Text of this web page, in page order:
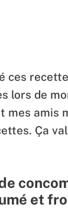
ces
lors de
mes amis
Ça
et